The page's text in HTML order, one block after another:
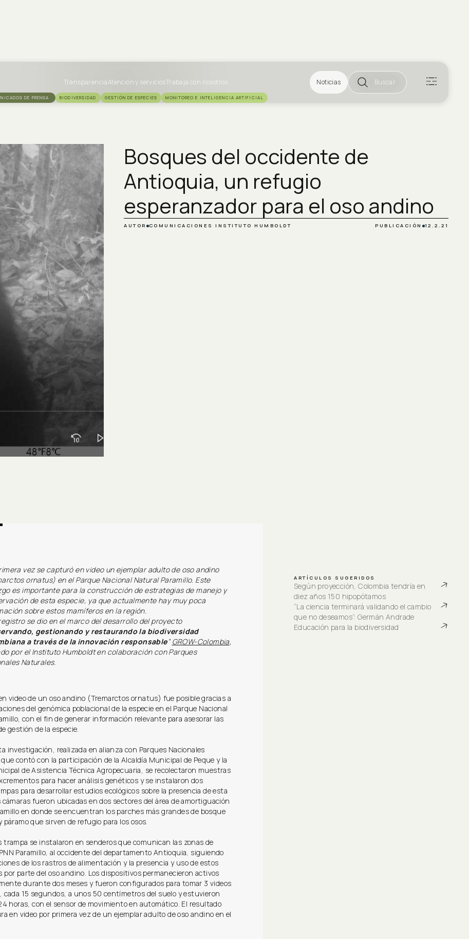
TransparenciaAtención y serviciosTrabaja con nosotros Noticias Buscar
DE PRENSA BIODIVERSIDAD GESTIÓN DE ESPECIES MONITOREO E INTELIGENCIA ARTIFICIAL
Bosques del occidente de
Antioquia, un refugio
esperanzador para el oso andino
AUTOR COMUNICACIONES INSTITUTO HUMBOLDT PUBLICACIÓN 12.2.21
vez se capturó en video un ejemplar adulto de oso andino
ornatus) en el Parque Nacional Natural Paramillo. Este
es importante para la construcción de estrategias de manejo y
de esta especie, ya que actualmente hay muy poca
sobre estos mamíferos en la región.
se dio en el marco del desarrollo del proyecto
gestionando y restaurando la biodiversidad
a través de la innovación responsable”GROW-Colombia,
por el Instituto Humboldt en colaboración con Parques
Naturales.
video de un oso andino (Tremarctos ornatus) fue posible gracias a
del genómica poblacional de la especie en el Parque Nacional
con el fin de generar información relevante para asesorar las
gestión de la especie.
investigación, realizada en alianza con Parques Nacionales
contó con la participación de la Alcaldía Municipal de Peque y la
de Asistencia Técnica Agropecuaria, se recolectaron muestras
para hacer análisis genéticos y se instalaron dos
para desarrollar estudios ecológicos sobre la presencia de esta
cámaras fueron ubicadas en dos sectores del área de amortiguación
en donde se encuentran los parches más grandes de bosque
páramo que sirven de refugio para los osos.
trampa se instalaron en senderos que comunican las zonas de
Paramillo, al occidente del departamento Antioquia, siguiendo
de los rastros de alimentación y la presencia y uso de estos
por parte del oso andino. Los dispositivos permanecieron activos
durante dos meses y fueron configurados para tomar 3 videos
cada 15 segundos, a unos 50 centímetros del suelo y estuvieron
horas, con el sensor de movimiento en automático. El resultado
en video por primera vez de un ejemplar adulto de oso andino en el
ARTÍCULOS SUGERIDOS
Según proyección, Colombia tendría en
diez años 150 hipopótamos
“La ciencia terminará validando el cambio
que no deseamos”: Germán Andrade
Educación para la biodiversidad